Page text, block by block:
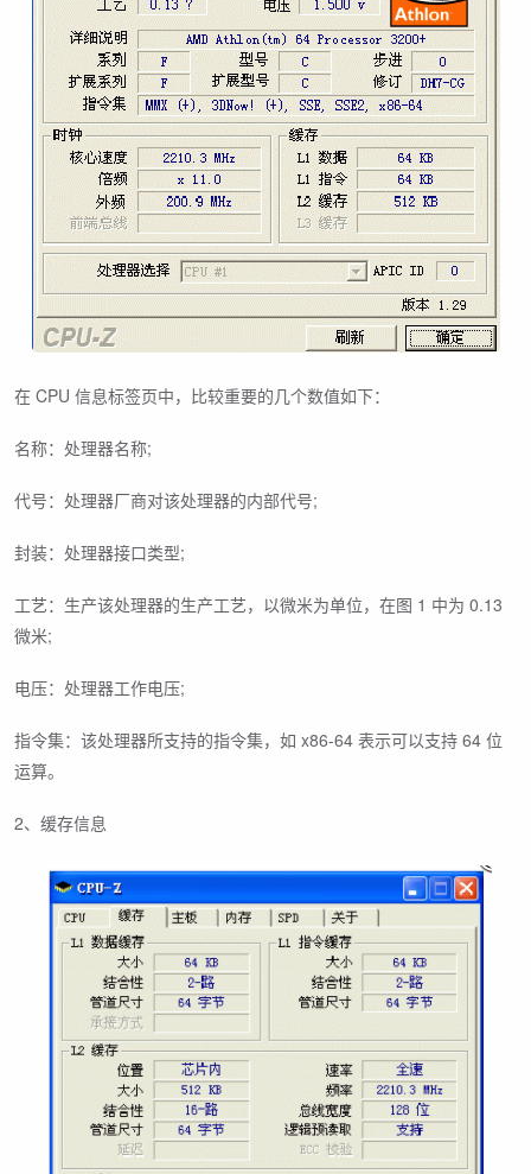
在 CPU 信息标签页中，比较重要的几个数值如下：
名称：处理器名称;
代号：处理器厂商对该处理器的内部代号;
封装：处理器接口类型;
工艺：生产该处理器的生产工艺，以微米为单位，在图 1 中为 0.13
微米;
电压：处理器工作电压;
指令集：该处理器所支持的指令集，如 x86-64 表示可以支持 64 位
运算。
2、缓存信息